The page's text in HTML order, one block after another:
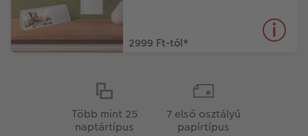
2999 Ft-tól*
Több mint 25
naptártípus
7 első osztályú
papírtípus